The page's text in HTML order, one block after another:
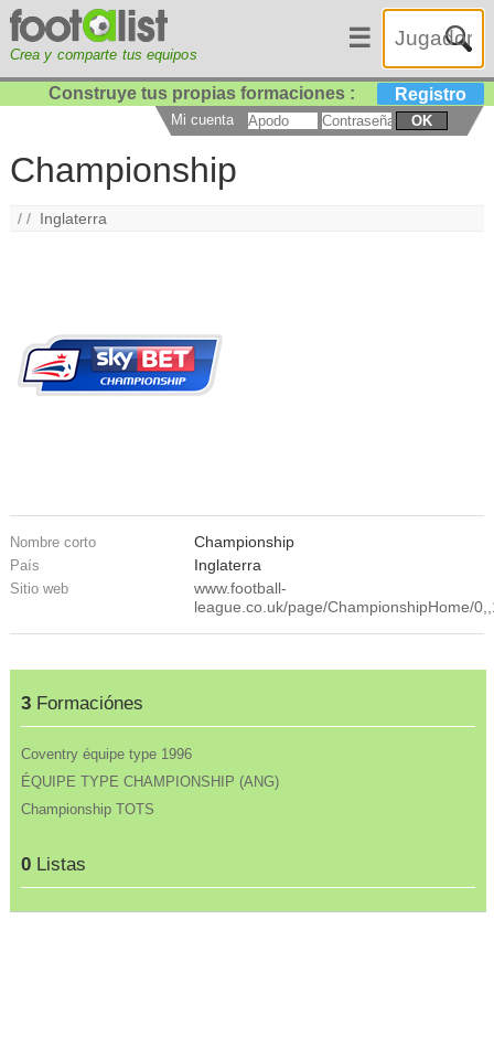
Crea y comparte tus equipos
☰
Construye tus propias formaciones : Registro
Mi cuenta OK
Championship
/ / Inglaterra
Nombre corto Championship
País Inglaterra
Sitio web
www.football-
league.co.uk/page/ChampionshipHome/
3Formaciónes
Coventry équipe type 1996
ÉQUIPE TYPE CHAMPIONSHIP (ANG)
Championship TOTS
0Listas